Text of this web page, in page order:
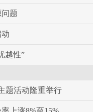
题
越性”
题活动隆重举行